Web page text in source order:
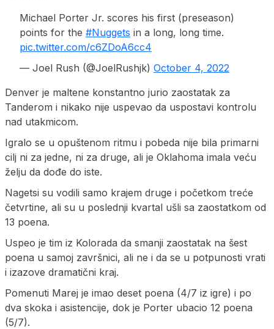
Michael Porter Jr. scores his first (preseason)
points for the #Nuggets in a long, long time.
pic.twitter.com/c6ZDoA6cc4
— Joel Rush (@JoelRushjk) October 4, 2022
Denver je maltene konstantno jurio zaostatak za
Tanderom i nikako nije uspevao da uspostavi kontrolu
nad utakmicom.
Igralo se u opuštenom ritmu i pobeda nije bila primarni
cilj ni za jedne, ni za druge, ali je Oklahoma imala veću
želju da dođe do iste.
Nagetsi su vodili samo krajem druge i početkom treće
četvrtine, ali su u poslednji kvartal ušli sa zaostatkom od
13 poena.
Uspeo je tim iz Kolorada da smanji zaostatak na šest
poena u samoj završnici, ali ne i da se u potpunosti vrati
i izazove dramatični kraj.
Pomenuti Marej je imao deset poena (4/7 iz igre) i po
dva skoka i asistencije, dok je Porter ubacio 12 poena
(5/7).